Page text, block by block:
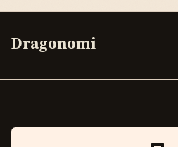
Dragonomi